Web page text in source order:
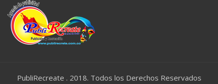
PubliRecreate . 2018. Todos los Derechos Reservados